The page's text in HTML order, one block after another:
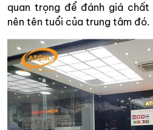
quan trọng để đánh giá
nên tên tuổi của trung tâm đó.